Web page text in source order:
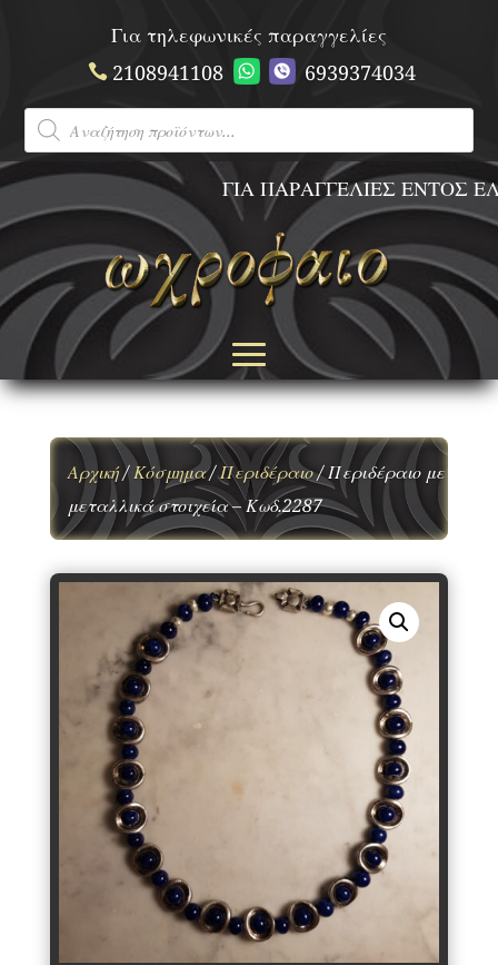
Για τηλεφωνικές παραγγελίες
2108941108
6939374034
Products
search
ΓΙΑ ΠΑΡΑΓΓΕΛΙΕΣ ΕΝΤΟΣ
Αρχική/Κόσμημα/Περιδέραιο/ Περιδέραιο με
μεταλλικά στοιχεία – Κωδ.2287